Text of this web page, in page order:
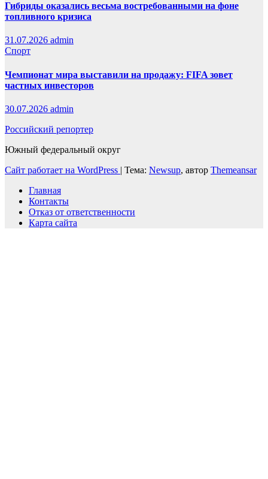
Гибриды оказались весьма востребованными на фоне
топливного кризиса
31.07.2026 admin
Спорт
Чемпионат мира выставили на продажу: FIFA зовет
частных инвесторов
30.07.2026 admin
Российский репортер
Южный федеральный округ
Сайт работает на WordPress | Тема: Newsup, автор Themeansar
Главная
Контакты
Отказ от ответственности
Карта сайта